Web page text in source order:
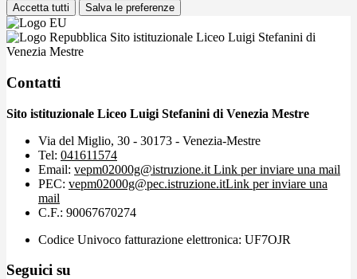
Accetta tutti Salva le preferenze
Sito istituzionale Liceo Luigi Stefanini di
Venezia Mestre
Contatti
Sito istituzionale Liceo Luigi Stefanini di Venezia Mestre
Via del Miglio, 30 - 30173 - Venezia-Mestre
Tel: 041611574
Email: vepm02000g@istruzione.it Link per inviare una mail
PEC: vepm02000g@pec.istruzione.itLink per inviare una
mail
C.F.: 90067670274
Codice Univoco fatturazione elettronica: UF7OJR
Seguici su